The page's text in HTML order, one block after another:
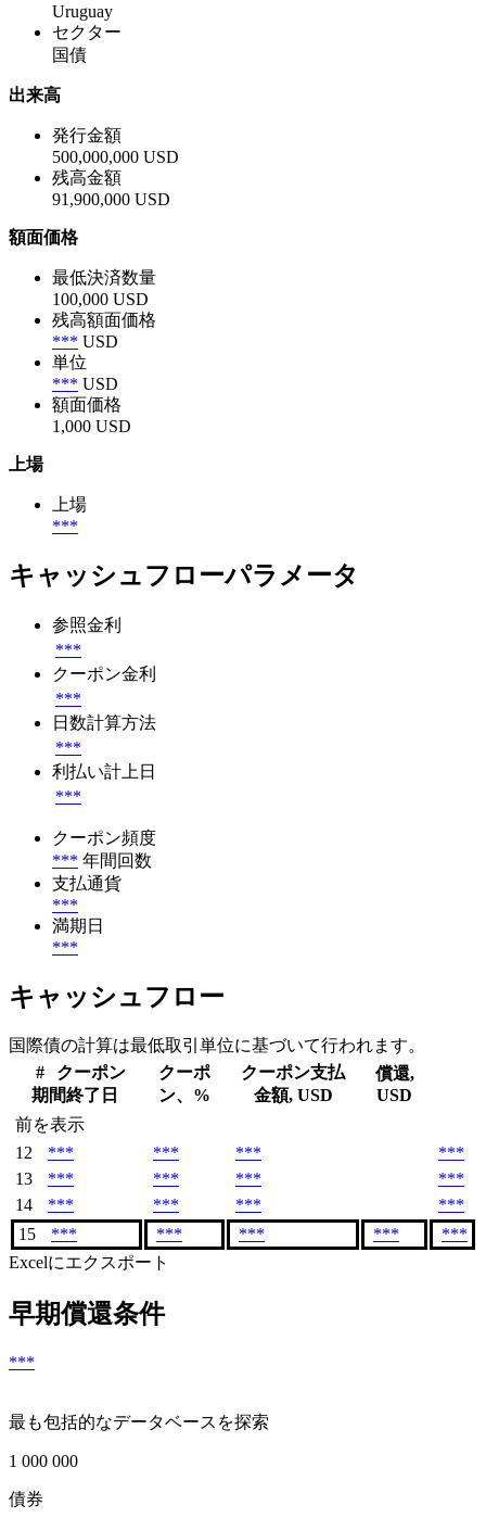
Uruguay
セクター
国債
出来高
発行金額
500,000,000 USD
残高金額
91,900,000 USD
額面価格
最低決済数量
100,000 USD
残高額面価格
*** USD
単位
*** USD
額面価格
1,000 USD
上場
上場
***
キャッシュフローパラメータ
参照金利
***
クーポン金利
***
日数計算方法
***
利払い計上日
***
クーポン頻度
*** 年間回数
支払通貨
***
満期日
***
キャッシュフロー
国際債の計算は最低取引単位に基づいて行われます。
#
クーポン
期間終了日
クーポ
ン、%
クーポン支払
金額, USD
償還,
USD
前を表示
12
*** *** ***
***
13
*** *** ***
***
14
*** *** ***
***
15
*** *** *** ***
***
Excelにエクスポート
早期償還条件
***
最も包括的なデータベースを探索
1 000 000
債券